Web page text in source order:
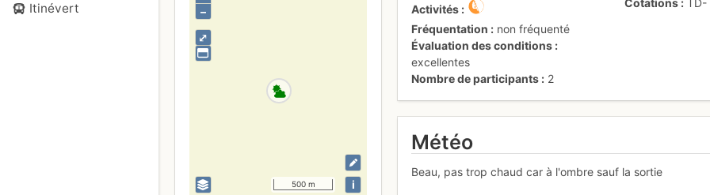
Itinévert
⤢
–
500 m i
Activités
Fréquentation
non fréquenté
Évaluation des conditions
excellentes
Nombre de participants
2
Météo
Beau, pas trop chaud car à l'ombre sauf la sortie